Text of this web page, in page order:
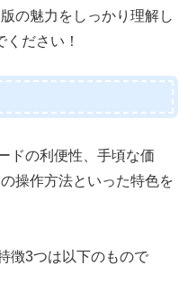
の魅力をしっかり理解し
ださい！
ドの利便性、手頃な価
操作方法といった特色を
徴3つは以下のもので